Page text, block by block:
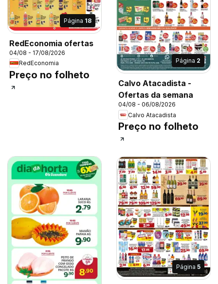
Página 18
RedEconomia ofertas
04/08 - 17/08/2026
RedEconomia
Preço no folheto
Página 2
Calvo Atacadista -
Ofertas da semana
04/08 - 06/08/2026
Calvo Atacadista
Preço no folheto
Página 5